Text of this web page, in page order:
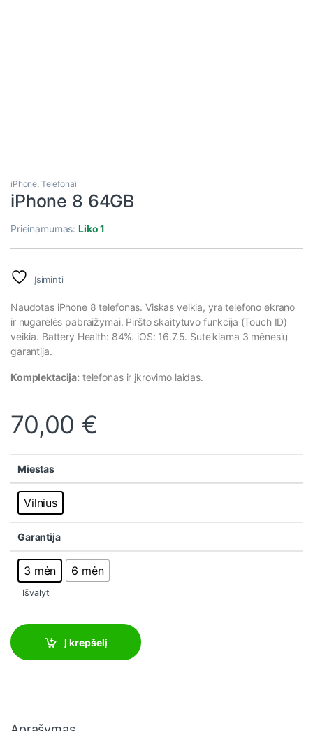
iPhone, Telefonai
iPhone 8 64GB
Prieinamumas:Liko 1
Įsiminti
Naudotas iPhone 8 telefonas. Viskas veikia, yra telefono ekrano
ir nugarėlės pabraižymai. Piršto skaitytuvo funkcija (Touch ID)
veikia. Battery Health: 84%. iOS: 16.7.5. Suteikiama 3 mėnesių
garantija.
Komplektacija: telefonas ir įkrovimo laidas.
70,00 €
Miestas
Vilnius
Garantija
3 mėn 6 mėn
Išvalyti
Į krepšelį